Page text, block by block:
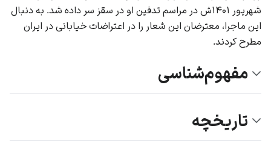
شهریور ۱۴۰۱ش در مراسم تدفین او در سقز سر داده شد. به دنبال
این ماجرا، معترضان این شعار را در اعتراضات خیابانی در ایران
مطرح کردند.
مفهوم‌شناسی
تاریخچه